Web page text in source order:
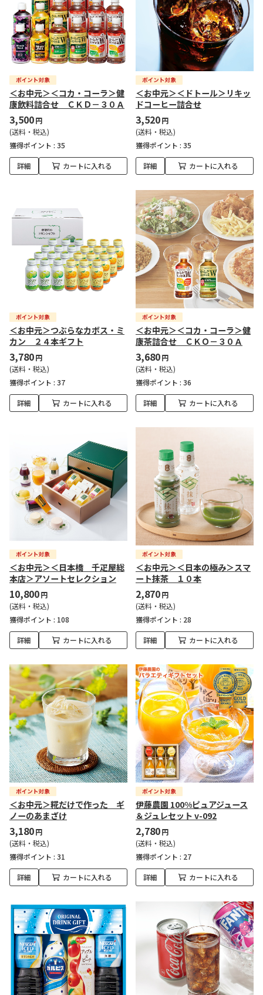
＜お中元＞＜コカ・コーラ＞健
康飲料詰合せ ＣＫＤ－３０Ａ
3,500円
(送料・税込)
獲得ポイント : 35
詳細 カートに入れる
＜お中元＞＜ドトール＞リキッ
ドコーヒー詰合せ
3,520円
(送料・税込)
獲得ポイント : 35
詳細 カートに入れる
＜お中元＞つぶらなカボス・ミ
カン ２４本ギフト
3,780円
(送料・税込)
獲得ポイント : 37
詳細 カートに入れる
＜お中元＞＜コカ・コーラ＞健
康茶詰合せ ＣＫＯ－３０Ａ
3,680円
(送料・税込)
獲得ポイント : 36
詳細 カートに入れる
＜お中元＞＜日本橋 千疋屋総
本店＞アソートセレクション
10,800円
(送料・税込)
獲得ポイント : 108
詳細 カートに入れる
＜お中元＞＜日本の極み＞スマ
ート抹茶 １０本
2,870円
(送料・税込)
獲得ポイント : 28
詳細 カートに入れる
＜お中元＞糀だけで作った ギ
ノーのあまざけ
3,180円
(送料・税込)
獲得ポイント : 31
詳細 カートに入れる
伊藤農園 100%ピュアジュース
＆ジュレセット v-092
2,780円
(送料・税込)
獲得ポイント : 27
詳細 カートに入れる